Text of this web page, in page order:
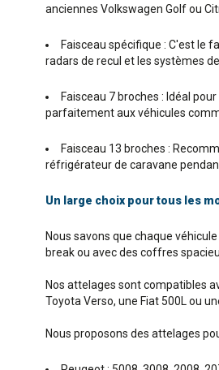
anciennes Volkswagen Golf ou
Faisceau spécifique : C'est le
radars de recul et les systèmes
Faisceau 7 broches : Idéal
parfaitement aux véhicules
Faisceau 13 broches :
réfrigérateur de caravane
Un large choix pour tous les
Nous savons que chaque
break ou avec des coffres
Nos attelages sont compatibles
Toyota Verso, une Fiat 500L ou
Nous proposons des attelages